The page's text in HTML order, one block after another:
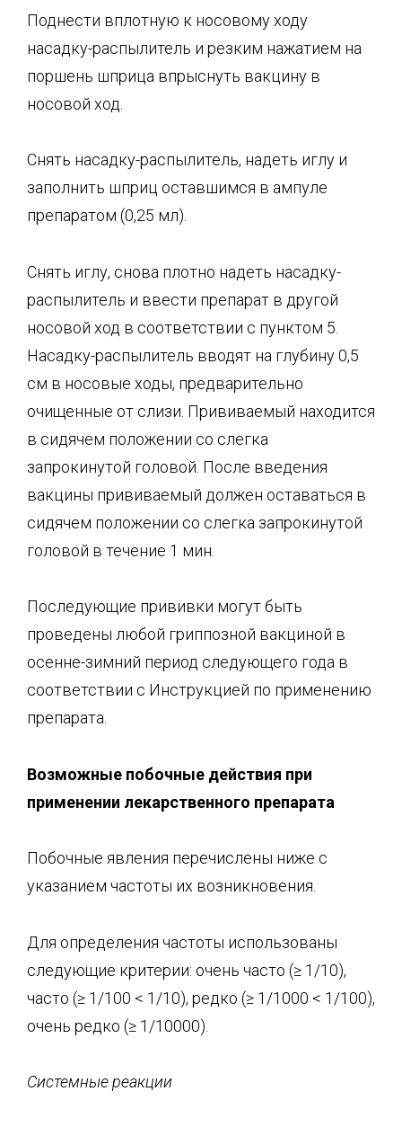
Поднести вплотную к носовому ходу
насадку-распылитель и резким нажатием на
поршень шприца впрыснуть вакцину в
носовой ход.
Снять насадку-распылитель, надеть иглу и
заполнить шприц оставшимся в ампуле
препаратом (0,25 мл).
Снять иглу, снова плотно надеть насадку-
распылитель и ввести препарат в другой
носовой ход в соответствии с пунктом 5.
Насадку-распылитель вводят на глубину 0,5
см в носовые ходы, предварительно
очищенные от слизи. Прививаемый находится
в сидячем положении со слегка
запрокинутой головой. После введения
вакцины прививаемый должен оставаться в
сидячем положении со слегка запрокинутой
головой в течение 1 мин.
Последующие прививки могут быть
проведены любой гриппозной вакциной в
осенне-зимний период следующего года в
соответствии с Инструкцией по применению
препарата.
Возможные побочные действия при
применении лекарственного препарата
Побочные явления перечислены ниже с
указанием частоты их возникновения.
Для определения частоты использованы
следующие критерии: очень часто (≥ 1/10),
часто (≥ 1/100 < 1/10), редко (≥ 1/1000 < 1/100),
очень редко (≥ 1/10000).
Системные реакции